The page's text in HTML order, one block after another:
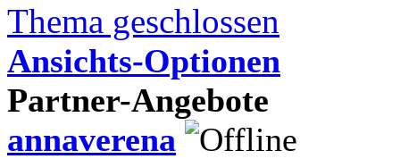
Thema geschlossen
Ansichts-Optionen
Partner-Angebote
annaverena